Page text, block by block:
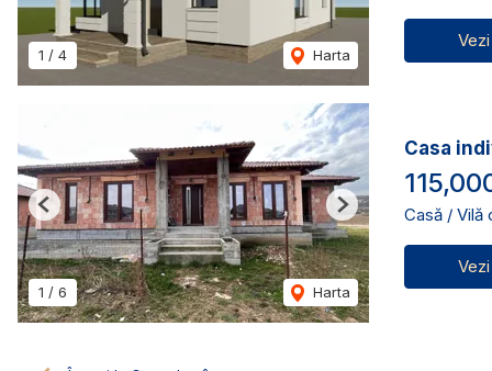
1 / 4 Harta
1 / 6 Harta
Previous Next
Casa
Casă / Vilă